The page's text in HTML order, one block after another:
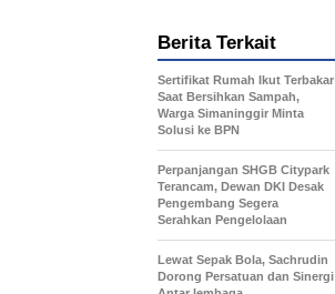
Berita Terkait
Sertifikat Rumah Ikut Terbakar
Saat Bersihkan Sampah,
Warga Simaninggir Minta
Solusi ke BPN
Perpanjangan SHGB Citypark
Terancam, Dewan DKI Desak
Pengembang Segera
Serahkan Pengelolaan
Lewat Sepak Bola, Sachrudin
Dorong Persatuan dan Sinergi